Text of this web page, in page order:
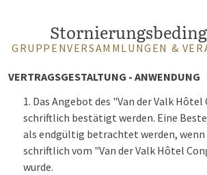
GRUPPENVERSAMMLUNGEN &
VERTRAGSGESTALTUNG - ANWENDUNG
Das Angebot des "Van der Valk Hôtel
schriftlich bestätigt werden. Eine
als endgültig betrachtet werden,
schriftlich vom "Van der Valk Hôtel
wurde.